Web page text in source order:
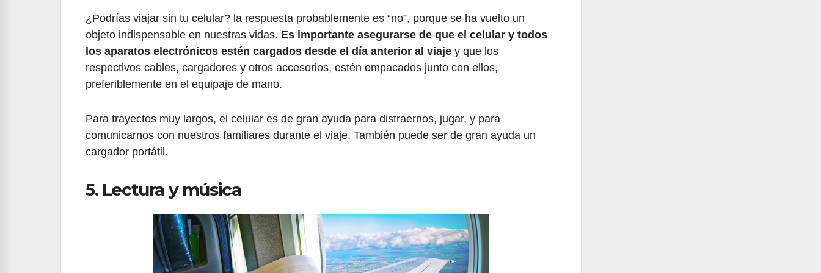
¿Podrías viajar sin tu celular? la respuesta probablemente es “no”, porque se ha vuelto un
objeto indispensable en nuestras vidas. Es importante asegurarse de que el celular y todos
los aparatos electrónicos estén cargados desde el día anterior al viaje y que los
respectivos cables, cargadores y otros accesorios, estén empacados junto con ellos,
preferiblemente en el equipaje de mano.
Para trayectos muy largos, el celular es de gran ayuda para distraernos, jugar, y para
comunicarnos con nuestros familiares durante el viaje. También puede ser de gran ayuda un
cargador portátil.
5. Lectura y música